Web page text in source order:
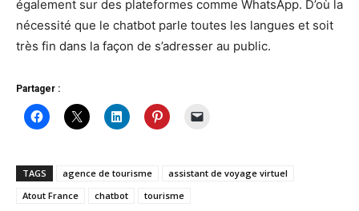
également sur des plateformes comme WhatsApp. D’où la
nécessité que le chatbot parle toutes les langues et soit
très fin dans la façon de s’adresser au public.
Partager :
TAGS agence de tourisme
assistant de voyage virtuel
Atout France
chatbot tourisme